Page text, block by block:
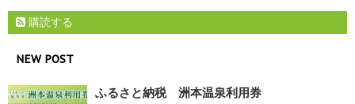
購読する
NEW POST
ふるさと納税 洲本温泉利用券